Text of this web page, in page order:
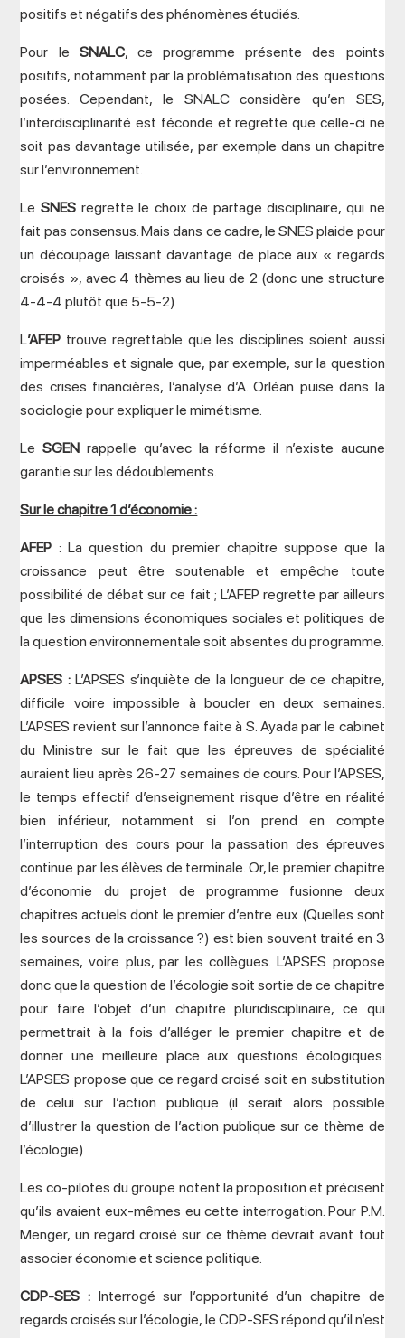
positifs et négatifs des phénomènes étudiés.
Pour le SNALC, ce programme présente des points
positifs, notamment par la problématisation des questions
posées. Cependant, le SNALC considère qu’en SES,
l’interdisciplinarité est féconde et regrette que celle-ci ne
soit pas davantage utilisée, par exemple dans un chapitre
sur l’environnement.
Le SNESregrette le choix de partage disciplinaire, qui ne
fait pas consensus. Mais dans ce cadre, le SNES plaide pour
un découpage laissant davantage de place aux « regards
croisés », avec 4 thèmes au lieu de 2 (donc une structure
4-4-4 plutôt que 5-5-2)
L’AFEP trouve regrettable que les disciplines soient aussi
imperméables et signale que, par exemple, sur la question
des crises financières, l’analyse d’A. Orléan puise dans la
sociologie pour expliquer le mimétisme.
LeSGEN rappelle qu’avec la réforme il n’existe aucune
garantie sur les dédoublements.
Sur le chapitre 1 d’économie :
AFEP : La question du premier chapitre suppose que la
croissance peut être soutenable et empêche toute
possibilité de débat sur ce fait ; L’AFEP regrette par ailleurs
que les dimensions économiques sociales et politiques de
la question environnementale soit absentes du programme.
APSES :L’APSES s’inquiète de la longueur de ce chapitre,
difficile voire impossible à boucler en deux semaines.
L’APSES revient sur l’annonce faite à S. Ayada par le cabinet
du Ministre sur le fait que les épreuves de spécialité
auraient lieu après 26-27 semaines de cours. Pour l’APSES,
le temps effectif d’enseignement risque d’être en réalité
bien inférieur, notamment si l’on prend en compte
l’interruption des cours pour la passation des épreuves
continue par les élèves de terminale. Or, le premier chapitre
d’économie du projet de programme fusionne deux
chapitres actuels dont le premier d’entre eux (Quelles sont
les sources de la croissance ?) est bien souvent traité en 3
semaines, voire plus, par les collègues. L’APSES propose
donc que la question de l’écologie soit sortie de ce chapitre
pour faire l’objet d’un chapitre pluridisciplinaire, ce qui
permettrait à la fois d’alléger le premier chapitre et de
donner une meilleure place aux questions écologiques.
L’APSES propose que ce regard croisé soit en substitution
de celui sur l’action publique (il serait alors possible
d’illustrer la question de l’action publique sur ce thème de
l’écologie)
Les co-pilotes du groupe notent la proposition et précisent
qu’ils avaient eux-mêmes eu cette interrogation. Pour P.M.
Menger, un regard croisé sur ce thème devrait avant tout
associer économie et science politique.
CDP-SES : Interrogé sur l’opportunité d’un chapitre de
regards croisés sur l’écologie, le CDP-SES répond qu’il n’est